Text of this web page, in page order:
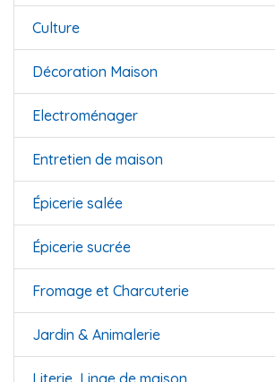
Culture
Décoration Maison
Electroménager
Entretien de maison
Épicerie salée
Épicerie sucrée
Fromage et Charcuterie
Jardin & Animalerie
Literie, Linge de maison